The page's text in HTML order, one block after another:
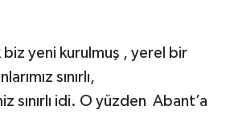
yeni kurulmuş , yerel bir
sınırlı,
sınırlı idi. O yüzden Abant’a